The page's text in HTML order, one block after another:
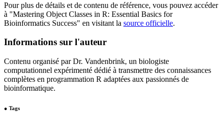
Pour plus de détails et de contenu de référence, vous pouvez accéder
à "Mastering Object Classes in R: Essential Basics for
Bioinformatics Success" en visitant la source officielle.
Informations sur l'auteur
Contenu organisé par Dr. Vandenbrink, un biologiste
computationnel expérimenté dédié à transmettre des connaissances
complètes en programmation R adaptées aux passionnés de
bioinformatique.
● Tags